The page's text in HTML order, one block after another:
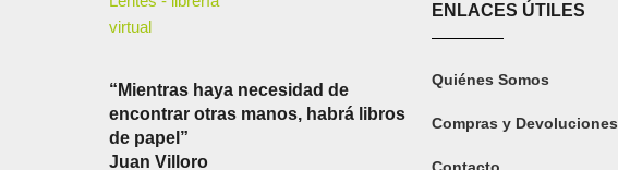
“Mientras haya necesidad de
encontrar otras manos, habrá libros
de papel”
Juan Villoro
ENLACES ÚTILES
Quiénes Somos
Compras y Devoluciones